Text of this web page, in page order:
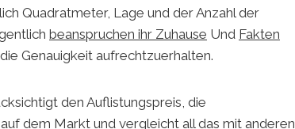
Quadratmeter, Lage und der Anzahl der
beanspruchen ihr Zuhause Und Fakten
Genauigkeit aufrechtzuerhalten.
den Auflistungspreis, die
dem Markt und vergleicht all das mit anderen